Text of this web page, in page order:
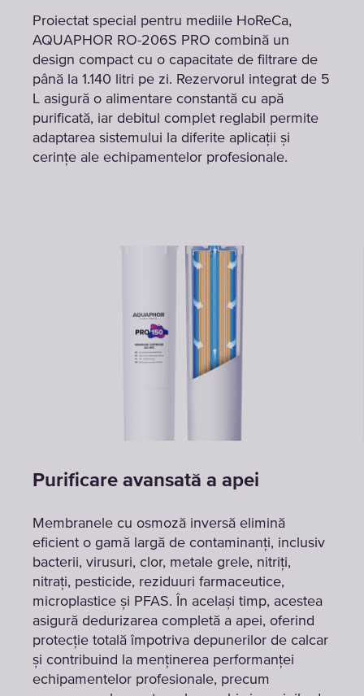
Proiectat special pentru mediile HoReCa,
AQUAPHOR RO-206S PRO combină un
design compact cu o capacitate de filtrare de
până la 1.140 litri pe zi. Rezervorul integrat de 5
L asigură o alimentare constantă cu apă
purificată, iar debitul complet reglabil permite
adaptarea sistemului la diferite aplicații și
cerințe ale echipamentelor profesionale.
Purificare avansată a apei
Membranele cu osmoză inversă elimină
eficient o gamă largă de contaminanți, inclusiv
bacterii, virusuri, clor, metale grele, nitriți,
nitrați, pesticide, reziduuri farmaceutice,
microplastice și PFAS. În același timp, acestea
asigură dedurizarea completă a apei, oferind
protecție totală împotriva depunerilor de calcar
și contribuind la menținerea performanței
echipamentelor profesionale, precum